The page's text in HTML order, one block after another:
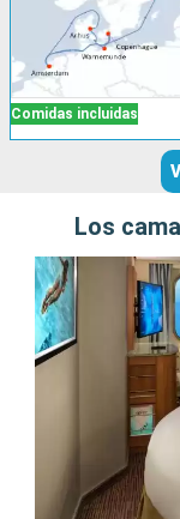
Comidas incluidas
Los